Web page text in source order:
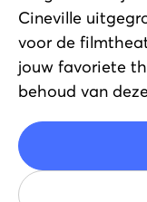
Cineville
voor de
jouw favoriete
behoud van